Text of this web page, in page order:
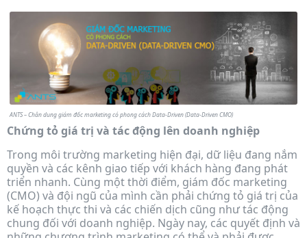
ANTS – Chân dung giám đốc marketing có phong cách Data-Driven (Data-Driven CMO)
Chứng tỏ giá trị và tác động lên doanh nghiệp
Trong môi trường marketing hiện đại, dữ liệu đang nắm
quyền và các kênh giao tiếp với khách hàng đang phát
triển nhanh. Cùng một thời điểm, giám đốc marketing
(CMO) và đội ngũ của mình cần phải chứng tỏ giá trị của
kế hoạch thực thi và các chiến dịch cũng như tác động
chung đối với doanh nghiệp. Ngày nay, các quyết định và